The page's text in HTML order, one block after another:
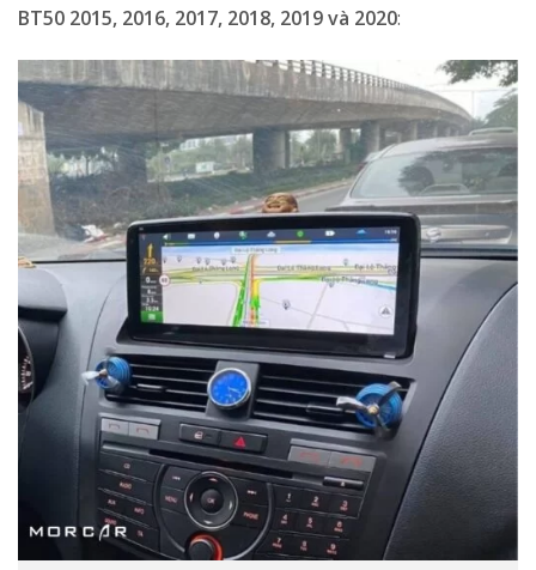
BT50 2015, 2016, 2017, 2018, 2019 và 2020: